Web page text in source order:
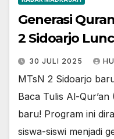
Generasi
2 Sidoarjo
30 JULI 2025
MTsN 2 Sidoarjo
Baca Tulis Al-
baru! Program ini
siswa-siswi menjadi